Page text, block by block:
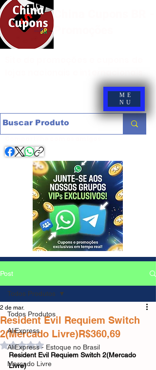
ME
NU
Post
Todos Produtos
AliExpress
AliExpress - Estoque no Brasil
Mercado Livre
Todos Produtos
Resident Evil Requiem Switch
2(Mercado Livre)R$360,69
2 de mar.
Avaliado com NaN de 5 estrelas.
Resident Evil Requiem Switch 2(Mercado
Livre)